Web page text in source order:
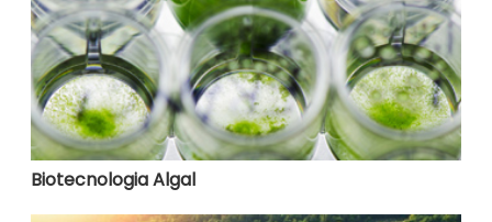
Biotecnologia Algal